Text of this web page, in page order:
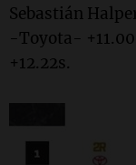
Sebastián
-Toyota-
+12.22s.